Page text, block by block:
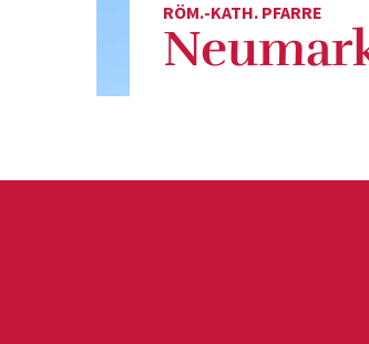
RÖM.-KATH. PFARRE